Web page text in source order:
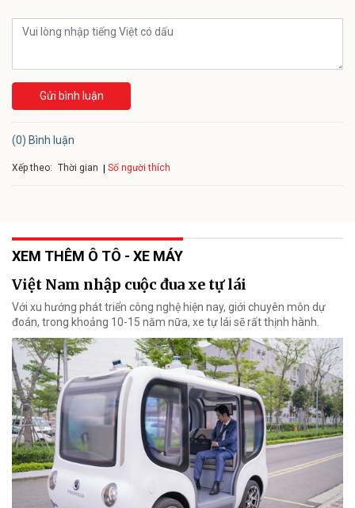
Gửi bình luận
(0) Bình luận
Xếp theo: Thời gian Số người thích
XEM THÊM Ô TÔ - XE MÁY
Việt Nam nhập cuộc đua xe tự lái
Với xu hướng phát triển công nghệ hiện nay, giới chuyên môn dự
đoán, trong khoảng 10-15 năm nữa, xe tự lái sẽ rất thịnh hành.